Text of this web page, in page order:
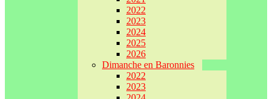
2022
2023
2024
2025
2026
Dimanche en Baronnies
2022
2023